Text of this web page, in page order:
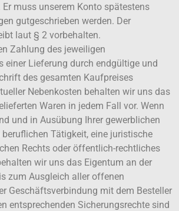
muss unserem Konto spätestens
gutgeschrieben werden. Der
laut § 2 vorbehalten.
Zahlung des jeweiligen
einer Lieferung durch endgültige und
des gesamten Kaufpreises
Nebenkosten behalten wir uns das
Waren in jedem Fall vor. Wenn
und in Ausübung Ihrer gewerblichen
Tätigkeit, eine juristische
Rechts oder öffentlich-rechtliches
wir uns das Eigentum an der
zum Ausgleich aller offenen
Geschäftsverbindung mit dem Besteller
entsprechenden Sicherungsrechte sind